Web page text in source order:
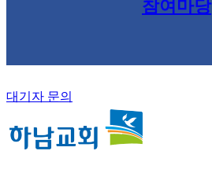
참여마당
대기자 문의